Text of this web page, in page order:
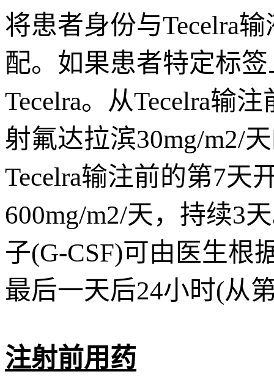
将患者身份与Tecelra
配。如果患者特定标
Tecelra。从Tecelra输
射氟达拉滨30mg/m2/
Tecelra输注前的第7天
600mg/m2/天，持续3
子(G-CSF)可由医生根
最后一天后24小时(从
注射前用药